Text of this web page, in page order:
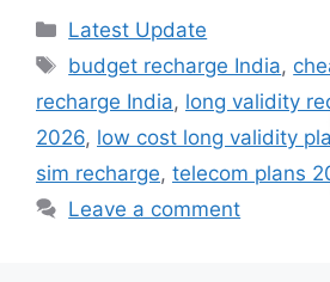
Categories
Latest Update
Tags
budget recharge India,
recharge India, long validity
2026, low cost long validity
sim recharge, telecom plans
Leave a comment